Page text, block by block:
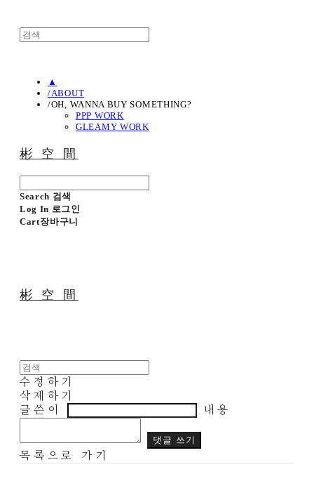
▲
/ABOUT
/OH, WANNA BUY SOMETHING?
PPP WORK
GLEAMY WORK
彬 空 間
Search 검색
Log In 로그인
Cart장바구니
彬 空 間
수정하기
삭제하기
글쓴이
내용
댓글 쓰기
목록으로 가기